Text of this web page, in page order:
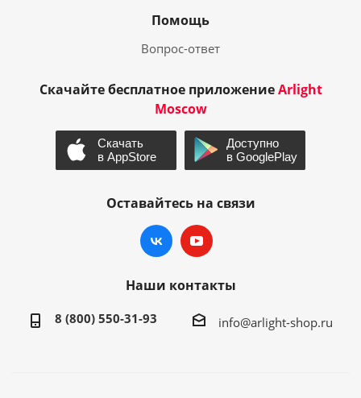
Помощь
Вопрос-ответ
Скачайте бесплатное приложениеArlight
Moscow
Оставайтесь на связи
Наши контакты
8 (800) 550-31-93 info@arlight-shop.ru